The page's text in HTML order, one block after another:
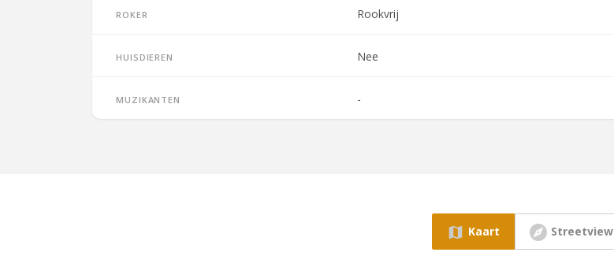
Roker Rookvrij
Huisdieren Nee
Muzikanten -
Kaart Streetview